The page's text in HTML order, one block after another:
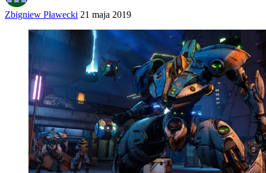
Zbigniew Pławecki 21 maja 2019